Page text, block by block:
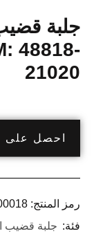
جلبة
48818-
21020
احصل على
رمز المنتج:
فئة: جلبة قضيب